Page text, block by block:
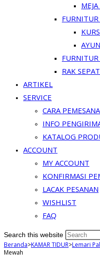
RAK
ARTIKEL
SERVICE
CARA
INFO
KATALOG
ACCOUNT
MY ACCOUNT
KONFIRMASI
LACAK PESANAN
WISHLIST
FAQ
Search this website
Beranda>KAMAR TIDUR>Lemari
Mewah